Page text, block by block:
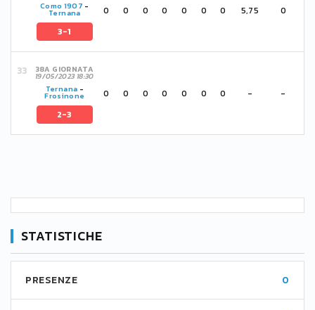
Como 1907 -
Ternana
3-1
0 0 0 0 0 0 0 5,75 0
38A GIORNATA
19/05/2023 18:30
Ternana -
Frosinone
2-3
0 0 0 0 0 0 0 - -
STATISTICHE
PRESENZE 0